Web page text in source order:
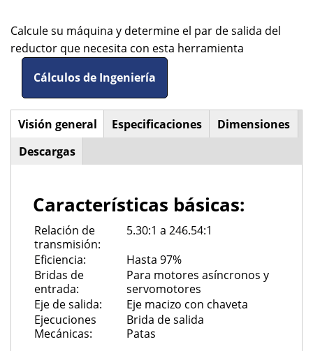
Calcule su máquina y determine el par de salida del
reductor que necesita con esta herramienta
Cálculos de Ingeniería
Horizontal
Tabs
Visión general (solapa
activa)
Especificaciones
Dimensiones
Descargas
Características básicas:
Relación de
transmisión:
5.30:1 a 246.54:1
Eficiencia:
Hasta 97%
Bridas de
entrada:
Para motores asíncronos y
servomotores
Eje de salida:
Eje macizo con chaveta
Ejecuciones
Mecánicas:
Brida de salida
Patas